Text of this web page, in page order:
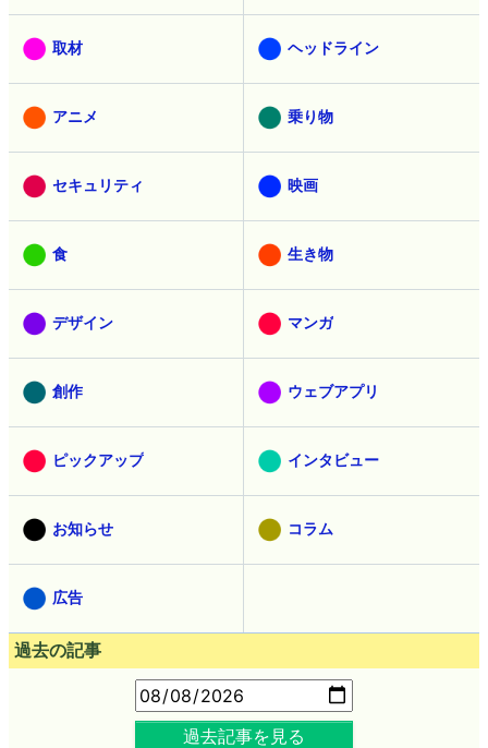
取材 ヘッドライン
アニメ 乗り物
セキュリティ 映画
食 生き物
デザイン マンガ
創作 ウェブアプリ
ピックアップ インタビュー
お知らせ コラム
広告
過去の記事
過去記事を見る